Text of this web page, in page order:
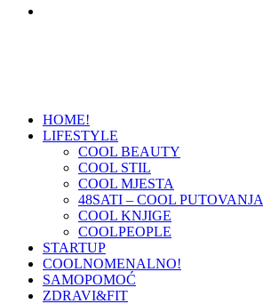
HOME!
LIFESTYLE
COOL BEAUTY
COOL STIL
COOL MJESTA
48SATI – COOL PUTOVANJA
COOL KNJIGE
COOLPEOPLE
STARTUP
COOLNOMENALNO!
SAMOPOMOĆ
ZDRAVI&FIT